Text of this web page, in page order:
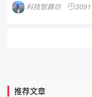
科技智趣坊
3091
推荐文章